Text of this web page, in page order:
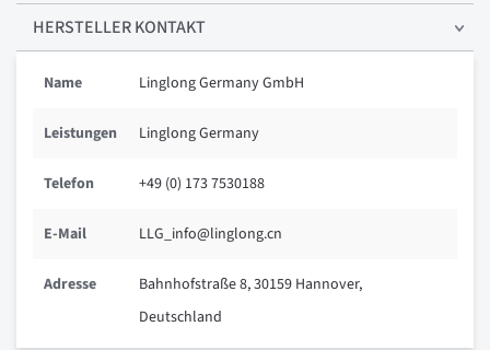
HERSTELLER KONTAKT
Name Linglong Germany GmbH
Leistungen Linglong Germany
Telefon +49 (0) 173 7530188
E-Mail LLG_info@linglong.cn
Adresse
Bahnhofstraße 8, 30159 Hannover,
Deutschland